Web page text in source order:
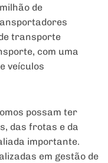
de
transporte
com uma
veículos
possam ter
das frotas e da
importante.
em gestão de